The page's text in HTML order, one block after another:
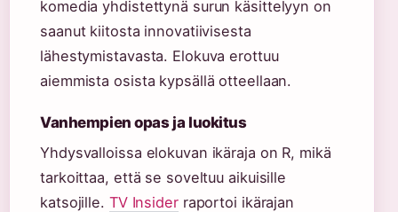
komedia yhdistettynä surun käsittelyyn on
saanut kiitosta innovatiivisesta
lähestymistavasta. Elokuva erottuu
aiemmista osista kypsällä otteellaan.
Vanhempien opas ja luokitus
Yhdysvalloissa elokuvan ikäraja on R, mikä
tarkoittaa, että se soveltuu aikuisille
katsojille. TV Insiderraportoi ikärajan